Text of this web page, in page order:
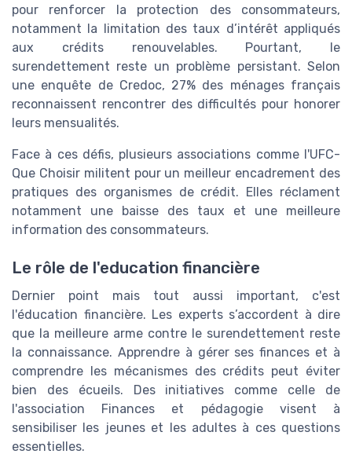
pour renforcer la protection des consommateurs,
notamment la limitation des taux d’intérêt appliqués
aux crédits renouvelables. Pourtant, le
surendettement reste un problème persistant. Selon
une enquête de Credoc, 27% des ménages français
reconnaissent rencontrer des difficultés pour honorer
leurs mensualités.
Face à ces défis, plusieurs associations comme l'UFC-
Que Choisir militent pour un meilleur encadrement des
pratiques des organismes de crédit. Elles réclament
notamment une baisse des taux et une meilleure
information des consommateurs.
Le rôle de l'education financière
Dernier point mais tout aussi important, c'est
l'éducation financière. Les experts s’accordent à dire
que la meilleure arme contre le surendettement reste
la connaissance. Apprendre à gérer ses finances et à
comprendre les mécanismes des crédits peut éviter
bien des écueils. Des initiatives comme celle de
l'association Finances et pédagogie visent à
sensibiliser les jeunes et les adultes à ces questions
essentielles.